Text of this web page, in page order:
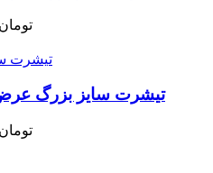
1,299,000 تومان
تیشرت سایز بزرگ عرض 65 و 70 و 75
1,299,000 تومان